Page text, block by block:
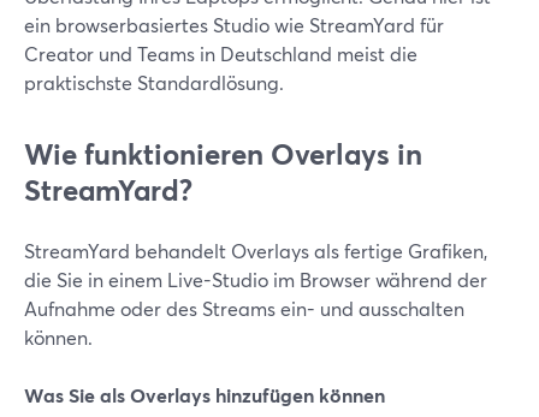
ein browserbasiertes Studio wie StreamYard für
Creator und Teams in Deutschland meist die
praktischste Standardlösung.
Wie funktionieren Overlays in
StreamYard?
StreamYard behandelt Overlays als fertige Grafiken,
die Sie in einem Live-Studio im Browser während der
Aufnahme oder des Streams ein- und ausschalten
können.
Was Sie als Overlays hinzufügen können